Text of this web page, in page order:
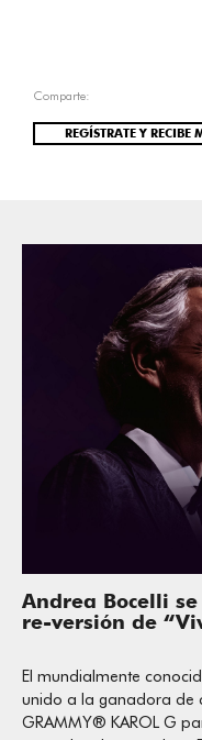
Comparte:
REGÍSTRATE Y RECIBE
Andrea Bocelli
re-versión de
El mundialmente
unido a la ganadora de
GRAMMY® KAROL G